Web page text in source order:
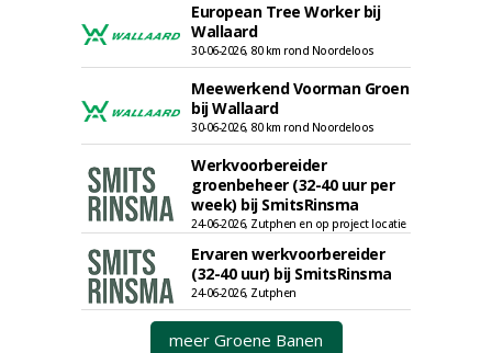
European Tree Worker bij
Wallaard
30-06-2026, 80 km rond Noordeloos
Meewerkend Voorman Groen
bij Wallaard
30-06-2026, 80 km rond Noordeloos
Werkvoorbereider
groenbeheer (32-40 uur per
week) bij SmitsRinsma
24-06-2026, Zutphen en op project locatie
Ervaren werkvoorbereider
(32-40 uur) bij SmitsRinsma
24-06-2026, Zutphen
meer Groene Banen